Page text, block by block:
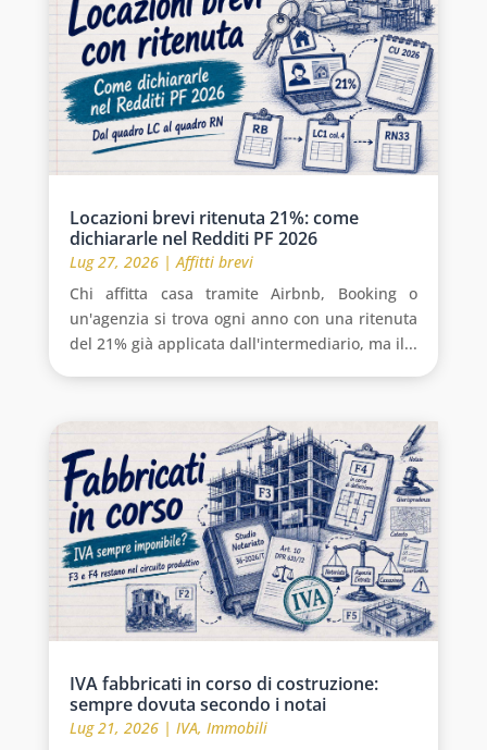
Locazioni brevi ritenuta 21%: come
dichiararle nel Redditi PF 2026
Lug 27, 2026| Affitti brevi
Chi affitta casa tramite Airbnb, Booking o
un'agenzia si trova ogni anno con una ritenuta
del 21% già applicata dall'intermediario, ma il...
IVA fabbricati in corso di costruzione:
sempre dovuta secondo i notai
Lug 21, 2026| IVA, Immobili